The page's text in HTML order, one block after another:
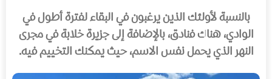
بالنسبة لأولئك الذين يرغبون في البقاء لفترة أطول في
الوادي، هناك فنادق، بالإضافة إلى جزيرة خلابة في مجرى
النهر الذي يحمل نفس الاسم، حيث يمكنك التخييم فيه.